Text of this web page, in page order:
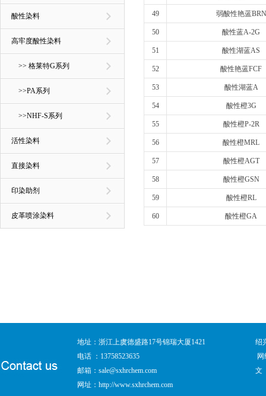
酸性染料
高牢度酸性染料
>> 格莱特G系列
>>PA系列
>>NHF-S系列
活性染料
直接染料
印染助剂
皮革喷涂染料
49 弱酸性艳蓝BRN
50 酸性蓝A-2G
51 酸性湖蓝AS
52 酸性艳蓝FCF
53 酸性湖蓝A
54 酸性橙3G
55 酸性橙P-2R
56 酸性橙MRL
57 酸性橙AGT
58 酸性橙GSN
59 酸性橙RL
60 酸性橙GA
地址：浙江上虞德盛路17号锦瑞大厦1421
电话 ：13758523635
邮箱： sale@sxhrchem.com
网址： http://www.sxhrchem.com
绍
文